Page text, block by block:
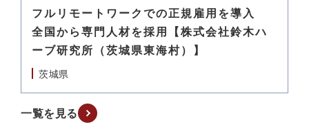
フルリモートワークでの正規雇用を導入
全国から専門人材を採用【株式会社鈴木ハ
ーブ研究所（茨城県東海村）】
茨城県
一覧を見る